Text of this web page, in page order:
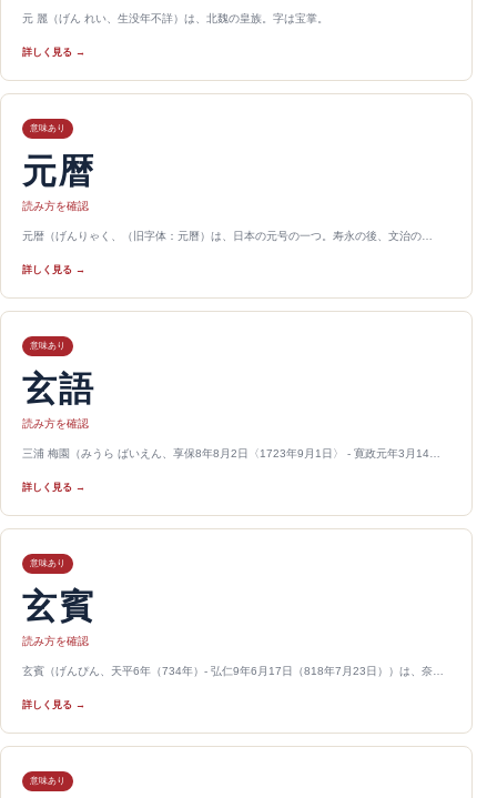
元 麗（げん れい、生没年不詳）は、北魏の皇族。字は宝掌。
詳しく見る →
意味あり
元暦
読み方を確認
元暦（げんりゃく、（旧字体：元曆）は、日本の元号の一つ。寿永の後、文治の…
詳しく見る →
意味あり
玄語
読み方を確認
三浦 梅園（みうら ばいえん、享保8年8月2日〈1723年9月1日〉 - 寛政元年3月14…
詳しく見る →
意味あり
玄賓
読み方を確認
玄賓（げんぴん、天平6年（734年）- 弘仁9年6月17日（818年7月23日））は、奈…
詳しく見る →
意味あり